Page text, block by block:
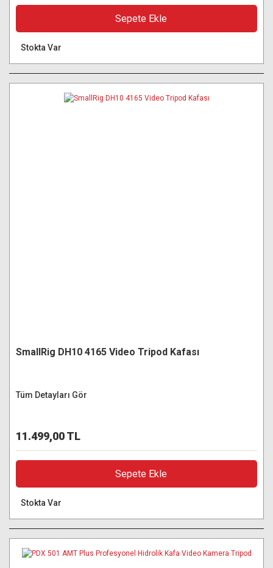
Sepete Ekle
Stokta Var
SmallRig DH10 4165 Video Tripod Kafası
Tüm Detayları Gör
11.499,00 TL
Sepete Ekle
Stokta Var